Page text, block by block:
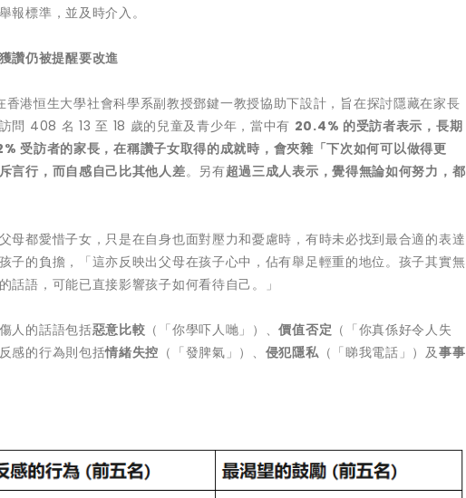
報標準，並及時介入。
讚仍被提醒要改進
港恒生大學社會科學系副教授鄧鍵一教授協助下設計，旨在探討隱藏在家長
問 408 名 13 至 18 歲的兒童及青少年，當中有 20.4% 的受訪者表示，長期
受訪者的家長，在稱讚子女取得的成就時，會夾雜「下次如何可以做得更
言行，而自感自己比其他人差。另有超過三成人表示，覺得無論如何努力，都
母都愛惜子女，只是在自身也面對壓力和憂慮時，有時未必找到最合適的表達
子的負擔，「這亦反映出父母在孩子心中，佔有舉足輕重的地位。孩子其實無
語，可能已直接影響孩子如何看待自己。」
人的話語包括惡意比較 （「你學吓人哋」）、價值否定 （「你真係好令人失
感的行為則包括情緒失控 （「發脾氣」）、 侵犯隱私 （「睇我電話」）及事事